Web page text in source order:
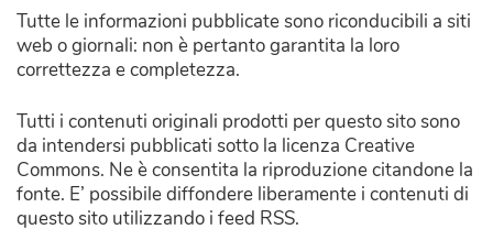
Tutte le informazioni pubblicate sono riconducibili a siti
web o giornali: non è pertanto garantita la loro
correttezza e completezza.
Tutti i contenuti originali prodotti per questo sito sono
da intendersi pubblicati sotto la licenza Creative
Commons. Ne è consentita la riproduzione citandone la
fonte. E’ possibile diffondere liberamente i contenuti di
questo sito utilizzando i feed RSS.